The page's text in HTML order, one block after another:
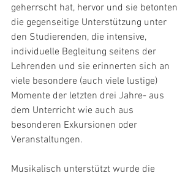
geherrscht hat, hervor und sie betonten
die gegenseitige Unterstützung unter
den Studierenden, die intensive,
individuelle Begleitung seitens der
Lehrenden und sie erinnerten sich an
viele besondere (auch viele lustige)
Momente der letzten drei Jahre- aus
dem Unterricht wie auch aus
besonderen Exkursionen oder
Veranstaltungen.
Musikalisch unterstützt wurde die